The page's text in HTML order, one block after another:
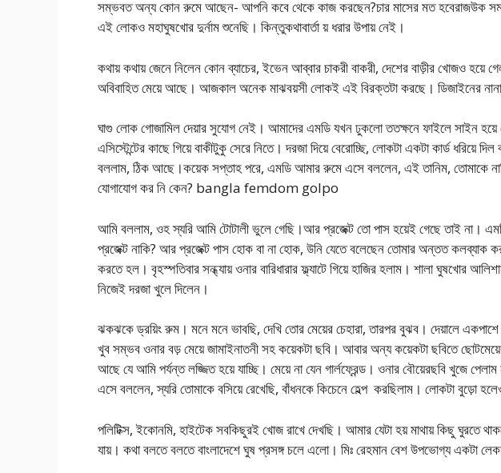
সম্ভবত অন্য কোন রুমে আছেন- আপনি কবে থেকে কাজ করছেন?চার মাসের মত হবেরাজউক
এই লোকও মহাঘুষখোর দুর্নাম শুনেছি। কিন্তুকথাবার্তা য় ধরার উপায় নেই।
কথায় কথায় জেনে নিলেন কোন ব্যাচের, ইভেন আব্বার চাকরী বাকরী, দেশের বাড়ীর খোজও
অবিবাহিত মেয়ে আছে। আজকাল অনেক মাঝবয়সী লোকই এই বিরক্তটা করছে। ডিজাইনের নানা
ঘাগু লোক গোজামিল দেয়ার সুযোগ নেই। আমাদের এমডি যখন ঢুকলো ততক্ষনে ফাইলে সাইন
এসিস্টেন্টের কাছে গিয়ে বাকীটুকু সেরে নিতে। দরজা দিয়ে বেরোচ্ছি, লোকটা একটা কার্ড
বললাম, ঠিক আছে।কয়েক সপ্তাহ পরে, এমডি আমার রুমে এসে বললেন, এই তানিম, তোমাকে
যোগাযোগ কর নি কেন? bangla femdom golpo
আমি বললাম, ওহ স্যরি আমি টোটালী ভুলে গেছি।আর প্রজেক্ট তো পাস হয়েই গেছে তাই না।
প্রজেক্ট নাকি? আর প্রজেক্ট পাস হোক বা না হোক, উনি যেতে বলেছেন তোমার অন্তত কলব্যাক
করতে হল। বৃহস্পতিবার সন্ধ্যায় ওনার বারিধারার ফ্ল্যাটে গিয়ে হাজির হলাম। শালা ঘুষখোর
নিজেই দরজা খুলে দিলেন।
ঝকঝকে ড্রয়িং রুম। মনে মনে ভাবছি, দেখি তোর মেয়ের চেহারা, তারপর বুঝব। দেয়ালে
খুব সম্ভব ওনার বড় মেয়ে জামাইনাতনী সহ কয়েকটা ছবি। আবার অন্য কয়েকটা ছবিতে
আছে যে আমি পর্যন্ত লজ্জিত হয়ে যাচ্ছি। মেয়ে না যেন গার্লফ্রেন্ড। ওনার বৌয়েরছবি খুজে
এসে বললেন, স্যরি তোমাকে বসিয়ে রেখেছি, বাঁধনকে কিচেনে হেল্প করছিলাম। লোকটা বুড়ো
পলিটিক্স, ইকোনমি, হাইটেক সবকিছুরই খোজ রাখে দেখছি। আমার যেটা হয় মাথায় কিছু ঘুরতে
যায়। কথা বলতে বলতে বাংলাদেশে ঘুষ প্রসঙ্গ চলে এলো। মিঃ রেহমান বেশ উপভোগ্য একটা